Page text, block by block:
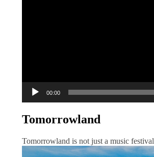
00:00
Tomorrowland
Tomorrowland is not just a music festival